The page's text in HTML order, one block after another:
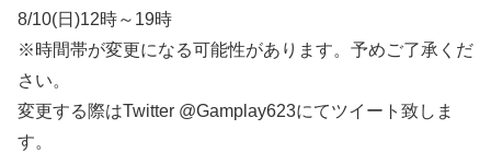
8/10(日)12時～19時
※時間帯が変更になる可能性があります。予めご了承くだ
さい。
変更する際はTwitter @Gamplay623にてツイート致しま
す。